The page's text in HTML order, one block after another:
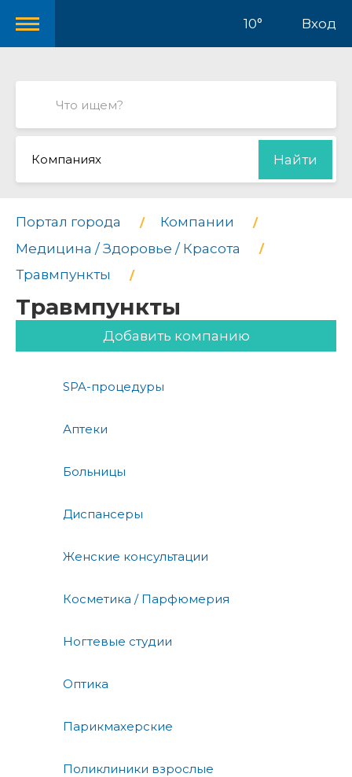
10° Вход
Компаниях Найти
Портал города
Компании
Медицина / Здоровье / Красота
Травмпункты
Травмпункты
Добавить компанию
SPA-процедуры
Аптеки
Больницы
Диспансеры
Женские консультации
Косметика / Парфюмерия
Ногтевые студии
Оптика
Парикмахерские
Поликлиники взрослые